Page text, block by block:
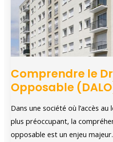
Comprendre le
Opposable
Dans une société où l’accès
plus préoccupant, la
opposable est un enjeu